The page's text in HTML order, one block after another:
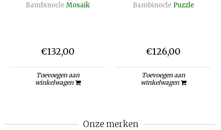
Bambinocle Mosaik
€132,00
Toevoegen aan
winkelwagen
Bambinocle Puzzle
€126,00
Toevoegen aan
winkelwagen
Onze merken